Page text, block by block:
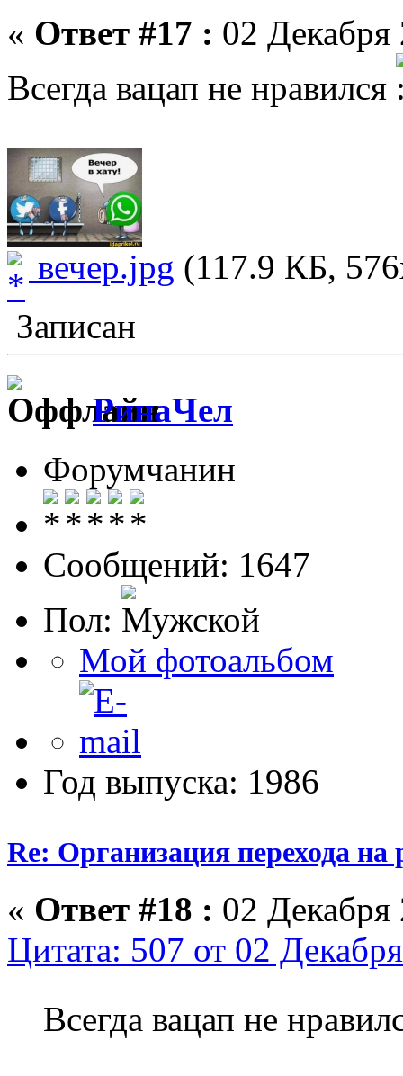
« Ответ #17 : 02
Всегда вацап не нравился
вечер.jpg (117.9 КБ,
Записан
РинаЧел
Форумчанин
Сообщений: 1647
Пол:
Мой фотоальбом
Год выпуска: 1986
Re: Организация перехода на
« Ответ #18 : 02
Цитата: 507 от 02
Всегда вацап не